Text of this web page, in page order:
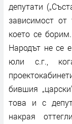
депутати
зависимост
което се
Народът не се
юли с.г.,
бившия
това и с
накрая